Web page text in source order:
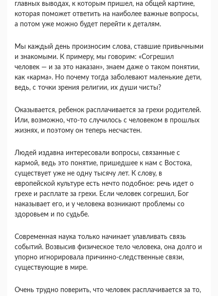
главных выводах, к которым пришел, на общей картине,
которая поможет ответить на наиболее важные вопросы,
а потом уже можно будет перейти к деталям.
Мы каждый день произносим слова, ставшие привычными
и знакомыми. К примеру, мы говорим: «Согрешил
человек — и за это наказан», знаем даже о таком понятии,
как «карма». Но почему тогда заболевают маленькие дети,
ведь, с точки зрения религии, их души чисты?
Оказывается, ребенок расплачивается за грехи родителей.
Или, возможно, что-то случилось с человеком в прошлых
жизнях, и поэтому он теперь несчастен.
Людей издавна интересовали вопросы, связанные с
кармой, ведь это понятие, пришедшее к нам с Востока,
существует уже не одну тысячу лет. К слову, в
европейской культуре есть нечто подобное: речь идет о
грехе и расплате за грехи. Если человек согрешил, Бог
наказывает его, и у человека возникают проблемы со
здоровьем и по судьбе.
Современная наука только начинает улавливать связь
событий. Возвысив физическое тело человека, она долго и
упорно игнорировала причинно-следственные связи,
существующие в мире.
Очень трудно поверить, что человек расплачивается за то,